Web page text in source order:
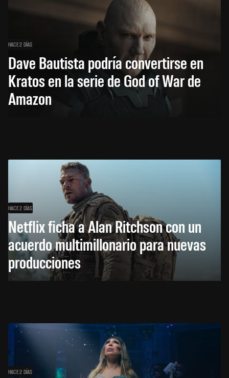
HACE 2 DÍAS
Dave Bautista podría convertirse en
Kratos en la serie de God of War de
Amazon
HACE 2 DÍAS
Netflix ficha a Alan Ritchson con un
acuerdo multimillonario para nuevas
producciones
HACE 2 DÍAS